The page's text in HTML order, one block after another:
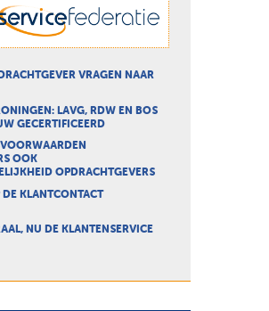
VRAGEN NAAR
LAVG, RDW EN BOS
GECERTIFICEERD
OOK
OPDRACHTGEVERS
DE KLANTCONTACT
NU DE KLANTENSERVICE